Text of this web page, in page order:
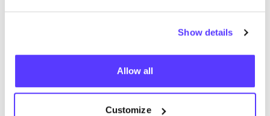
Show details
Allow all
Customize
deze pop-up biedt een kans om de col­lec­tie in
schoon­heid met sub­tie­le make-up en haar­sty­ling,
gericht op zelf­ver­trou­wen en zelfliefde.